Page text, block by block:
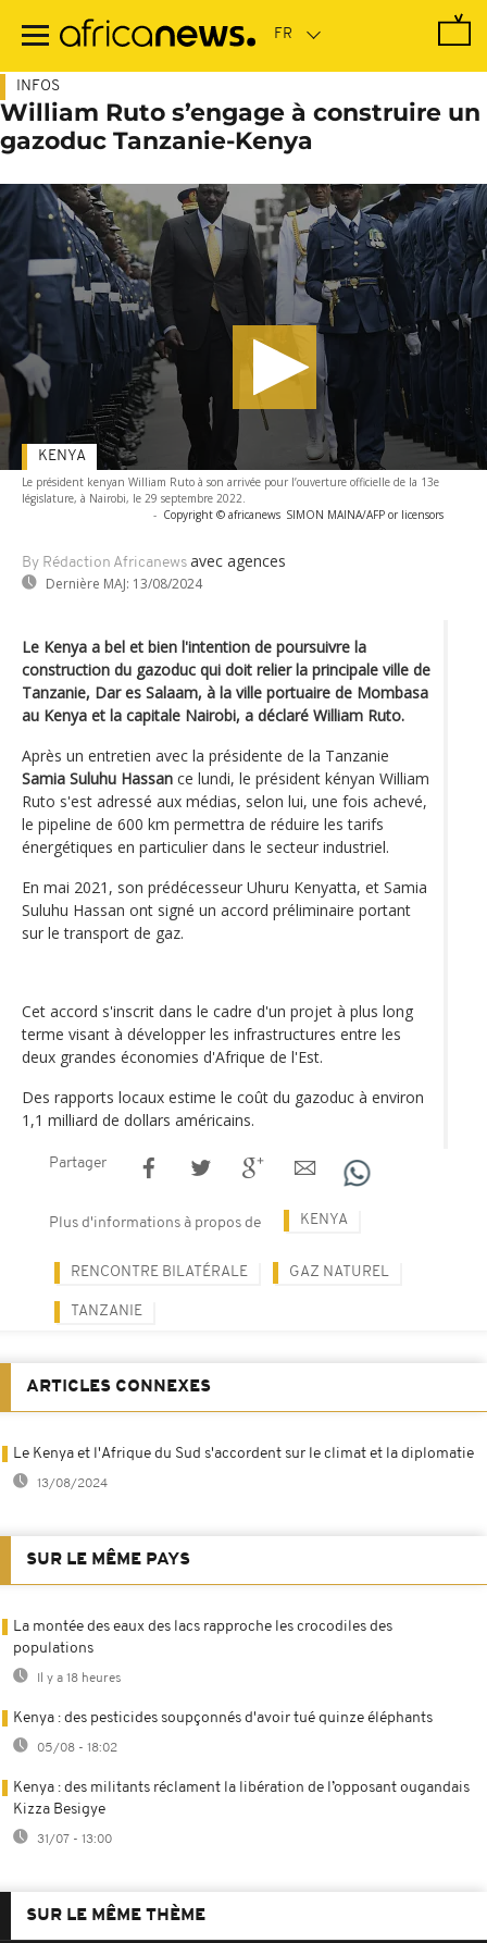
contenu
INFOS
William Ruto s’engage à construire un
gazoduc Tanzanie-Kenya
Le président kenyan William Ruto à son arrivée pour l’ouverture officielle de la 13e
législature, à Nairobi, le 29 septembre 2022.
- Copyright © africanews SIMON MAINA/AFP or licensors
By Rédaction Africanews avec agences
Dernière MAJ: 13/08/2024
KENYA
Le Kenya a bel et bien l'intention de poursuivre la
construction du gazoduc qui doit relier la principale ville de
Tanzanie, Dar es Salaam, à la ville portuaire de Mombasa
au Kenya et la capitale Nairobi, a déclaré William Ruto.
Après un entretien avec la présidente de la Tanzanie
Samia Suluhu Hassan ce lundi, le président kényan William
Ruto s'est adressé aux médias, selon lui, une fois achevé,
le pipeline de 600 km permettra de réduire les tarifs
énergétiques en particulier dans le secteur industriel.
En mai 2021, son prédécesseur Uhuru Kenyatta, et Samia
Suluhu Hassan ont signé un accord préliminaire portant
sur le transport de gaz.
Cet accord s'inscrit dans le cadre d'un projet à plus long
terme visant à développer les infrastructures entre les
deux grandes économies d'Afrique de l'Est.
Des rapports locaux estime le coût du gazoduc à environ
1,1 milliard de dollars américains.
Partager
Plus d'informations à propos de KENYA
RENCONTRE BILATÉRALE GAZ NATUREL
TANZANIE
ARTICLES CONNEXES
Le Kenya et l'Afrique du Sud s'accordent sur le climat et la diplomatie
13/08/2024
SUR LE MÊME PAYS
La montée des eaux des lacs rapproche les crocodiles des
populations
Il y a 18 heures
Kenya : des pesticides soupçonnés d'avoir tué quinze éléphants
05/08 - 18:02
Kenya : des militants réclament la libération de l’opposant ougandais
Kizza Besigye
31/07 - 13:00
SUR LE MÊME THÈME